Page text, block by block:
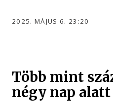
2025. MÁJUS 6. 23:20
Több mint
négy nap alatt